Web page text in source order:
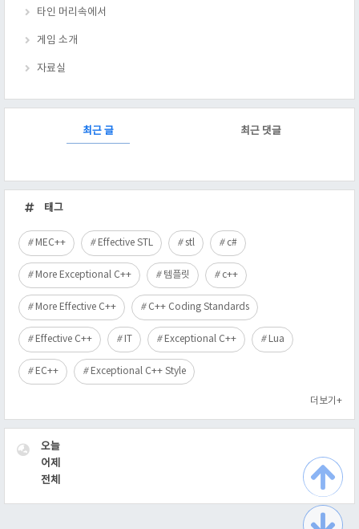
타인 머리속에서
게임 소개
자료실
최근 글 최근 댓글
근
글
태그
MEC++ Effective STL stl c#
More Exceptional C++ 템플릿 c++
More Effective C++ C++ Coding Standards
Effective C++ IT Exceptional C++ Lua
EC++ Exceptional C++ Style
더보기+
VISITOR
오늘
어제
전체